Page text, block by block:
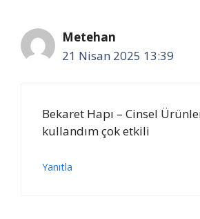
Metehan
21 Nisan 2025 13:39
Bekaret Hapı – Cinsel
kullandım çok etkili
Yanıtla